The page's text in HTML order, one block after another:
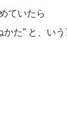
ていたら
た” と、い